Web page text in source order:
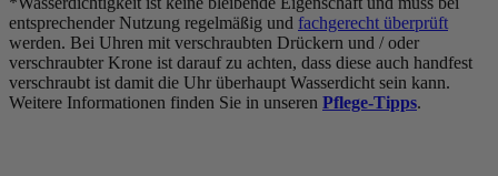
entsprechender Nutzung regelmäßig und fachgerecht überprüft
werden. Bei Uhren mit verschraubten Drückern und / oder
verschraubter Krone ist darauf zu achten, dass diese auch handfest
verschraubt ist damit die Uhr überhaupt Wasserdicht sein kann.
Weitere Informationen finden Sie in unseren Pflege-Tipps.